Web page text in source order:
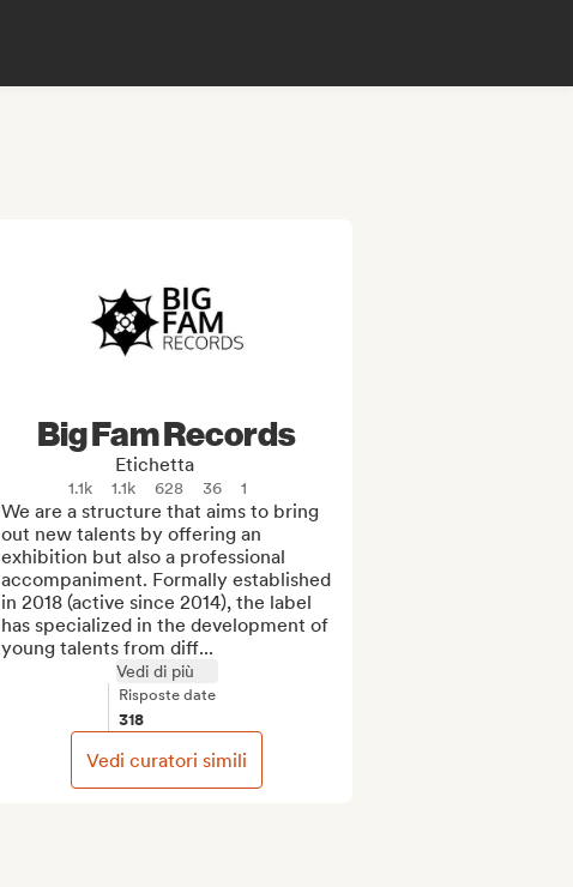
Big Fam Records
Etichetta
1.1k 1.1k 628 36 1
We are a structure that aims to bring
out new talents by offering an
exhibition but also a professional
accompaniment. Formally established
in 2018 (active since 2014), the label
has specialized in the development of
young talents from diff...
Vedi di più
Risposte date
318
Vedi curatori simili